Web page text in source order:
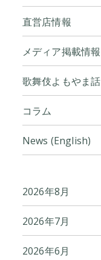
直営店情報
メディア掲載情報
歌舞伎よもやま話
コラム
News (English)
2026年8月
2026年7月
2026年6月